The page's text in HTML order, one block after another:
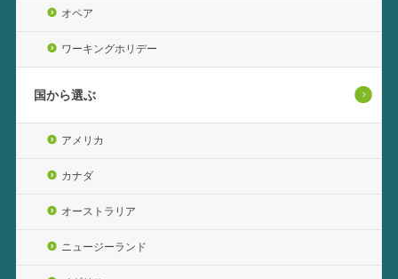
オペア
ワーキングホリデー
国から選ぶ
アメリカ
カナダ
オーストラリア
ニュージーランド